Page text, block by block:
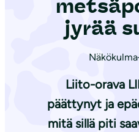
jyrää
Näkökulma
Liito-orava
päättynyt ja
mitä sillä piti